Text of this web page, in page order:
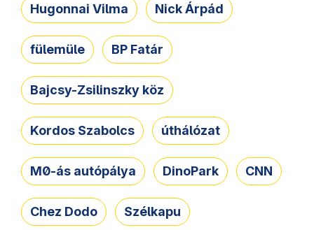
Hugonnai Vilma Nick Árpád
fülemüle BP Fatár
Bajcsy-Zsilinszky köz
Kordos Szabolcs úthálózat
M0-ás autópálya DinoPark CNN
Chez Dodo Szélkapu